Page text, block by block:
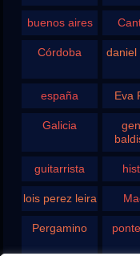
buenos aires
Córdoba daniel
españa Eva
Galicia
guitarrista
lois perez leira
Pergamino